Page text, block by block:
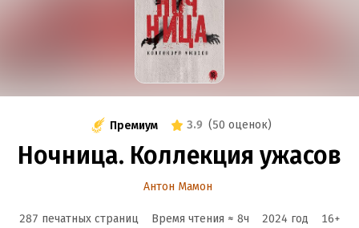
Премиум 3.9 (50 оценок)
Ночница. Коллекция ужасов
Антон Мамон
287 печатных страниц Время чтения ≈ 8ч 2024 год 16+